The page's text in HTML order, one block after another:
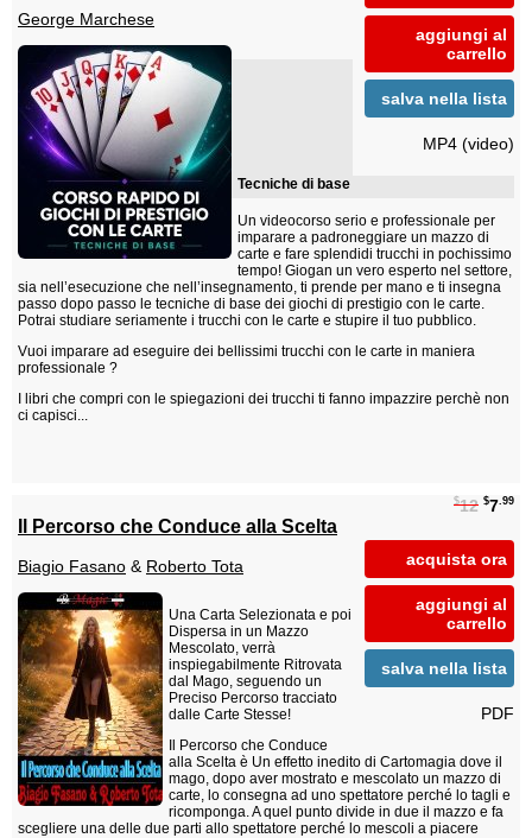
aggiungi al
carrello
salva nella lista
MP4 (video)
George Marchese
Tecniche di base
Un videocorso serio e professionale per
imparare a padroneggiare un mazzo di
carte e fare splendidi trucchi in pochissimo
tempo! Giogan un vero esperto nel settore,
sia nell’esecuzione che nell’insegnamento, ti prende per mano e ti insegna
passo dopo passo le tecniche di base dei giochi di prestigio con le carte.
Potrai studiare seriamente i trucchi con le carte e stupire il tuo pubblico.
Vuoi imparare ad eseguire dei bellissimi trucchi con le carte in maniera
professionale ?
I libri che compri con le spiegazioni dei trucchi ti fanno impazzire perchè non
ci capisci...
$12 $7.99
acquista ora
aggiungi al
carrello
salva nella lista
PDF
Il Percorso che Conduce alla Scelta
Biagio Fasano & Roberto Tota
Una Carta Selezionata e poi
Dispersa in un Mazzo
Mescolato, verrà
inspiegabilmente Ritrovata
dal Mago, seguendo un
Preciso Percorso tracciato
dalle Carte Stesse!
Il Percorso che Conduce
alla Scelta è Un effetto inedito di Cartomagia dove il
mago, dopo aver mostrato e mescolato un mazzo di
carte, lo consegna ad uno spettatore perché lo tagli e
ricomponga. A quel punto divide in due il mazzo e fa
scegliere una delle due parti allo spettatore perché lo mescoli a piacere